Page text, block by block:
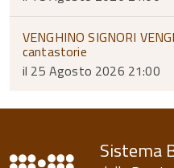
VENGHINO SIGNORI
cantastorie
il 25 Agosto 2026 21:00
Sistema